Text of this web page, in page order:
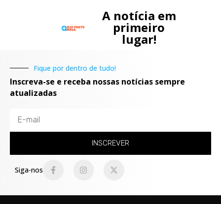
A notícia em
primeiro
lugar!
Fique por dentro de tudo!
Inscreva-se e receba nossas notícias sempre
atualizadas
INSCREVER
Siga-nos